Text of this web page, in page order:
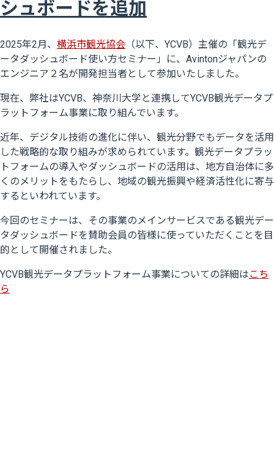
シュボードを追加
2025年2月、 横浜市観光協会 （以下、YCVB）主催の「観光デ
ータダッシュボード使い方セミナー」に、Avintonジャパンの
エンジニア２名が開発担当者として参加いたしました。
現在、弊社はYCVB、神奈川大学と連携してYCVB観光データプ
ラットフォーム事業に取り組んでいます。
近年、デジタル技術の進化に伴い、観光分野でもデータを活用
した戦略的な取り組みが求められています。​観光データプラッ
トフォームの導入やダッシュボードの活用は、地方自治体に多
くのメリットをもたらし、地域の観光振興や経済活性化に寄与
するといわれています。
今回のセミナーは、その事業のメインサービスである観光デー
タダッシュボードを賛助会員の皆様に使っていただくことを目
的として開催されました。
YCVB観光データプラットフォーム事業についての詳細はこち
ら